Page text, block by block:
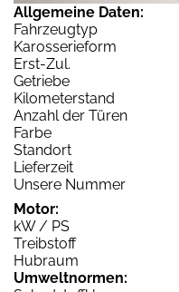
Allgemeine Daten:
Fahrzeugtyp
Karosserieform
Erst-Zul.
Getriebe
Kilometerstand
Anzahl der Türen
Farbe
Standort
Lieferzeit
Unsere Nummer
Motor:
kW / PS
Treibstoff
Hubraum
Umweltnormen: